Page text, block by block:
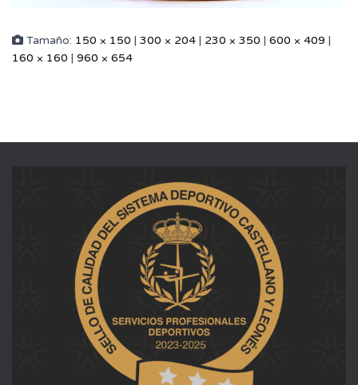
Tamaño: 150 × 150 | 300 × 204 | 230 × 350 | 600 × 409 |
160 × 160 | 960 × 654